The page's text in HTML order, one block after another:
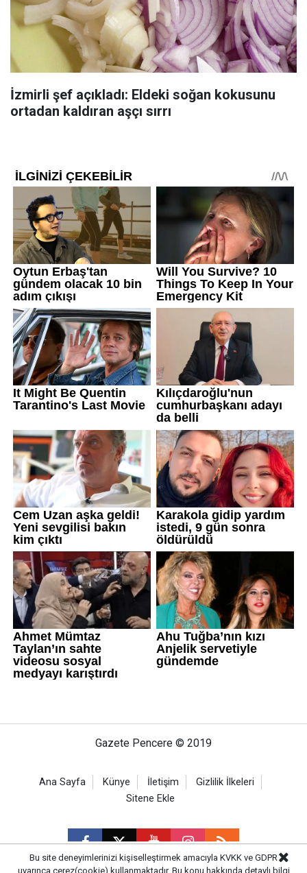
İzmirli şef açıkladı: Eldeki soğan kokusunu
ortadan kaldıran aşçı sırrı
Gazete Pencere © 2019
Ana Sayfa Künye İletişim
Gizlilik İlkeleri
Sitene Ekle
Bu site deneyimlerinizi kişiselleştirmek amacıyla KVKK ve GDPR
uyarınca çerez(cookie) kullanmaktadır. Bu konu hakkında detaylı bilgi